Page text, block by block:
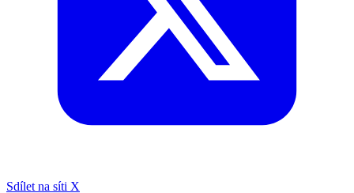
Sdílet na síti X